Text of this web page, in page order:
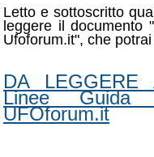
Letto e sottoscritto
leggere il documento
Ufoforum.it", che
DA LEGGERE
Linee Guida
UFOforum.it